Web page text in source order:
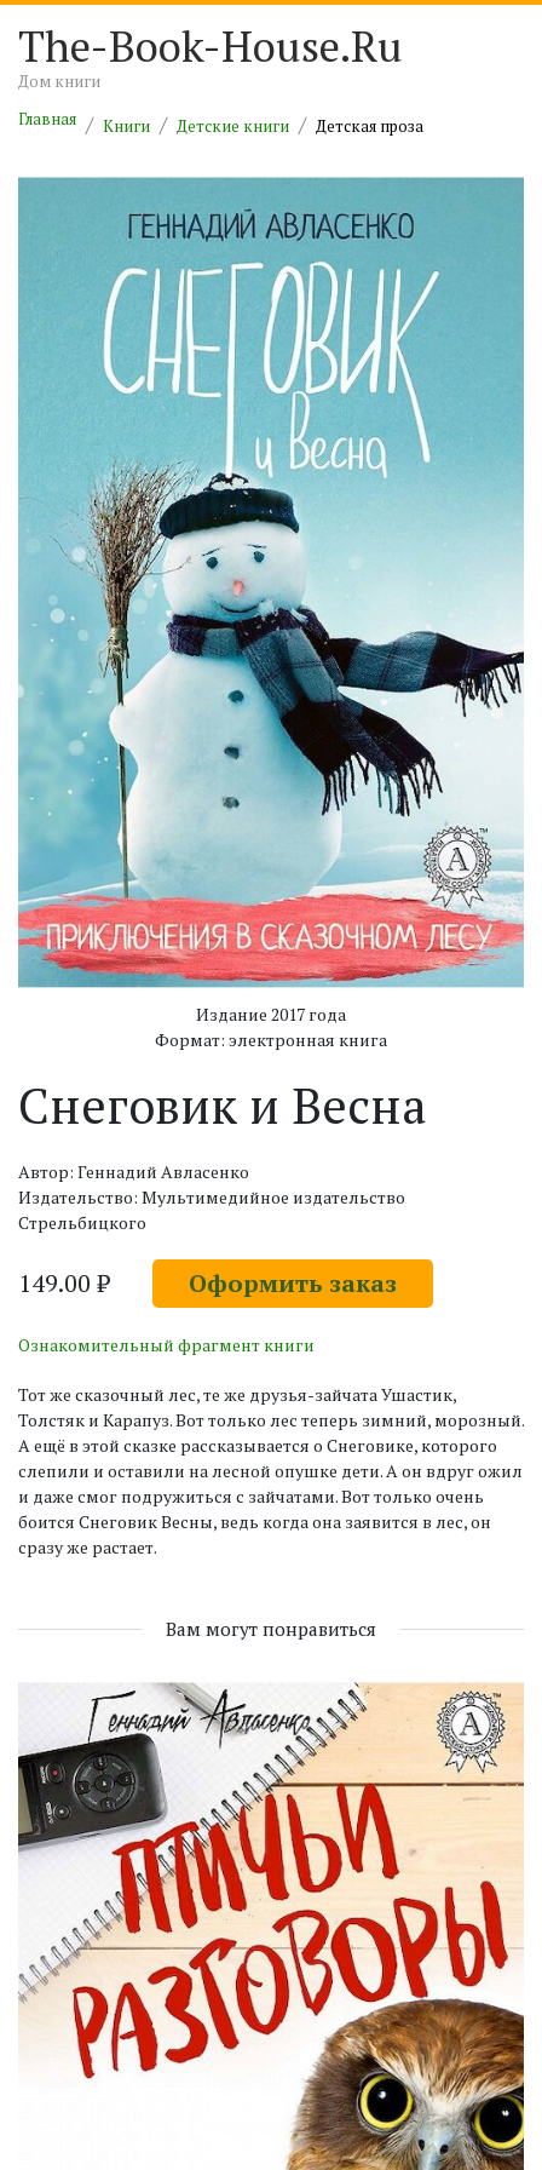
The-Book-House.Ru
Дом книги
Главная
Книги Детские книги Детская проза
Издание 2017 года
Формат: электронная книга
Снеговик и Весна
Автор: Геннадий Авласенко
Издательство: Мультимедийное издательство
Стрельбицкого
149.00 ₽ Оформить заказ
Ознакомительный фрагмент книги
Тот же сказочный лес, те же друзья-зайчата Ушастик,
Толстяк и Карапуз. Вот только лес теперь зимний, морозный.
А ещё в этой сказке рассказывается о Снеговике, которого
слепили и оставили на лесной опушке дети. А он вдруг ожил
и даже смог подружиться с зайчатами. Вот только очень
боится Снеговик Весны, ведь когда она заявится в лес, он
сразу же растает.
Вам могут понравиться